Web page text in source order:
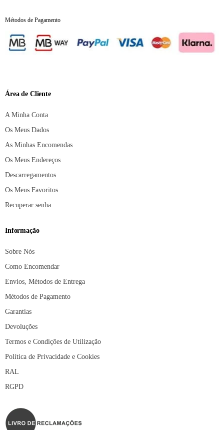
Métodos de Pagamento
Área de Cliente
A Minha Conta
Os Meus Dados
As Minhas Encomendas
Os Meus Endereços
Descarregamentos
Os Meus Favoritos
Recuperar senha
Informação
Sobre Nós
Como Encomendar
Envios, Métodos de Entrega
Métodos de Pagamento
Garantias
Devoluções
Termos e Condições de Utilização
Política de Privacidade e Cookies
RAL
RGPD